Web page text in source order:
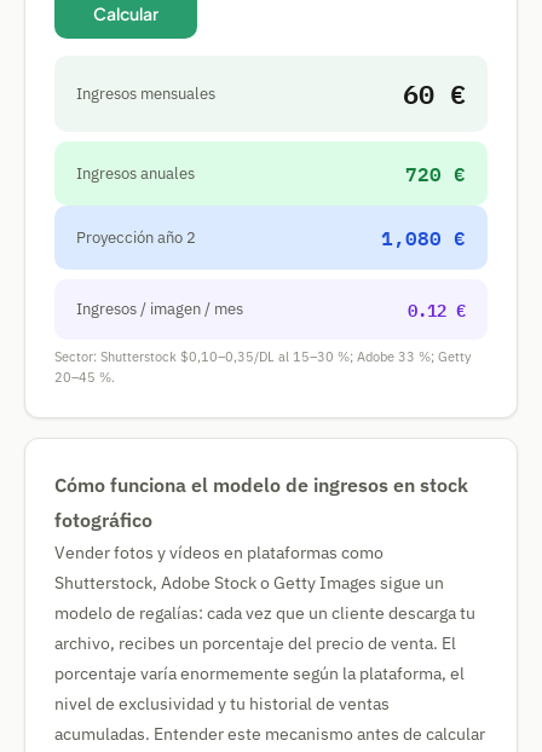
Calcular
Ingresos mensuales 60 €
Ingresos anuales 720 €
Proyección año 2 1,080 €
Ingresos / imagen / mes 0.12 €
Sector: Shutterstock $0,10–0,35/DL al 15–30 %; Adobe 33 %; Getty
20–45 %.
Cómo funciona el modelo de ingresos en stock
fotográfico
Vender fotos y vídeos en plataformas como
Shutterstock, Adobe Stock o Getty Images sigue un
modelo de regalías: cada vez que un cliente descarga tu
archivo, recibes un porcentaje del precio de venta. El
porcentaje varía enormemente según la plataforma, el
nivel de exclusividad y tu historial de ventas
acumuladas. Entender este mecanismo antes de calcular